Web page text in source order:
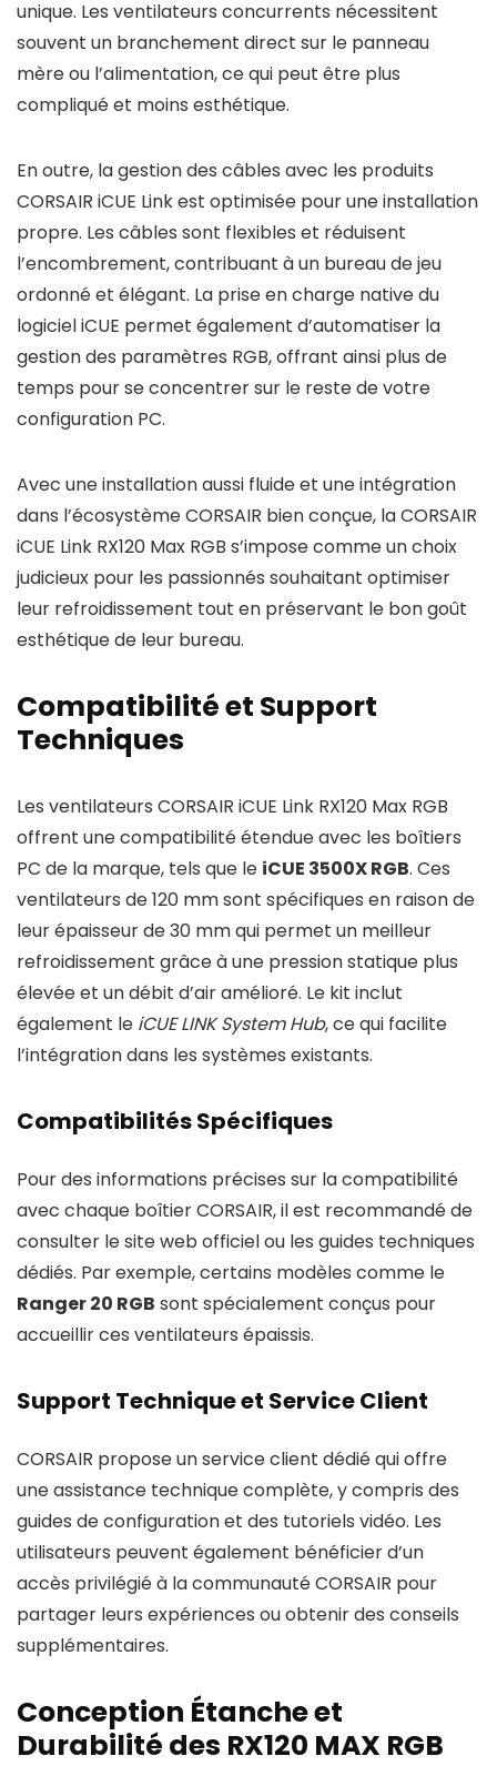
unique. Les ventilateurs concurrents nécessitent
souvent un branchement direct sur le panneau
mère ou l’alimentation, ce qui peut être plus
compliqué et moins esthétique.
En outre, la gestion des câbles avec les produits
CORSAIR iCUE Link est optimisée pour une installation
propre. Les câbles sont flexibles et réduisent
l’encombrement, contribuant à un bureau de jeu
ordonné et élégant. La prise en charge native du
logiciel iCUE permet également d’automatiser la
gestion des paramètres RGB, offrant ainsi plus de
temps pour se concentrer sur le reste de votre
configuration PC.
Avec une installation aussi fluide et une intégration
dans l’écosystème CORSAIR bien conçue, la CORSAIR
iCUE Link RX120 Max RGB s’impose comme un choix
judicieux pour les passionnés souhaitant optimiser
leur refroidissement tout en préservant le bon goût
esthétique de leur bureau.
Compatibilité et Support
Techniques
Les ventilateurs CORSAIR iCUE Link RX120 Max RGB
offrent une compatibilité étendue avec les boîtiers
PC de la marque, tels que le iCUE 3500X RGB. Ces
ventilateurs de 120 mm sont spécifiques en raison de
leur épaisseur de 30 mm qui permet un meilleur
refroidissement grâce à une pression statique plus
élevée et un débit d’air amélioré. Le kit inclut
également le iCUE LINK System Hub, ce qui facilite
l’intégration dans les systèmes existants.
Compatibilités Spécifiques
Pour des informations précises sur la compatibilité
avec chaque boîtier CORSAIR, il est recommandé de
consulter le site web officiel ou les guides techniques
dédiés. Par exemple, certains modèles comme le
Ranger 20 RGB sont spécialement conçus pour
accueillir ces ventilateurs épaissis.
Support Technique et Service Client
CORSAIR propose un service client dédié qui offre
une assistance technique complète, y compris des
guides de configuration et des tutoriels vidéo. Les
utilisateurs peuvent également bénéficier d’un
accès privilégié à la communauté CORSAIR pour
partager leurs expériences ou obtenir des conseils
supplémentaires.
Conception Étanche et
Durabilité des RX120 MAX RGB